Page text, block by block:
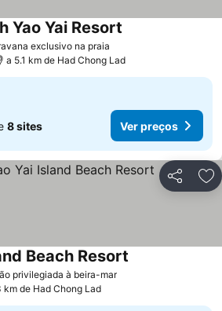
exclusivo na praia
Yao Yai Resort
a 5.1 km de Had Chong Lad
8 sites Ver preços
Partilhar
privilegiada à beira-marVer preços
Beach Resort
km de Had Chong Lad